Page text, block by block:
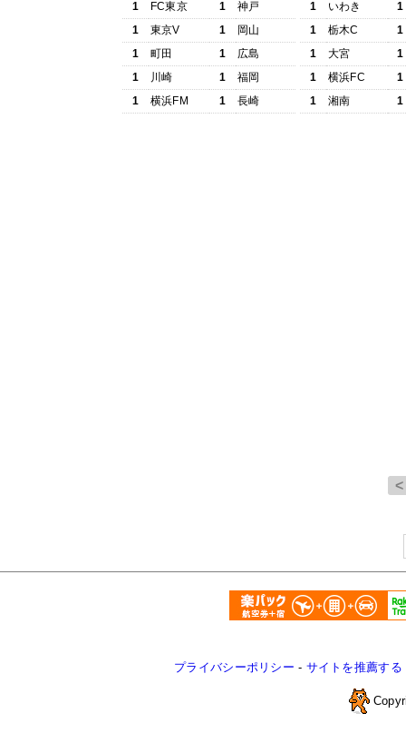
1
FC東京 1
神戸
1
東京V 1
岡山
1
町田 1
広島
1
川崎 1
福岡
1
横浜FM 1 長崎
1
いわき
1
1
栃木C
1
1
大宮
1
1
横浜FC
1
1
湘南 1
プライバシーポリシー - サイトを推薦する